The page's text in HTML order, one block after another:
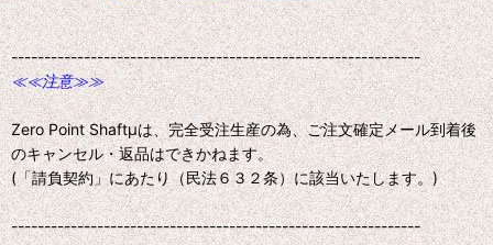
--------------------------------------------------------------
≪≪注意≫≫
Zero Point Shaftμは、完全受注生産の為、ご注文確定メール到着後
のキャンセル・返品はできかねます。
(「請負契約」にあたり（民法６３２条）に該当いたします。)
--------------------------------------------------------------